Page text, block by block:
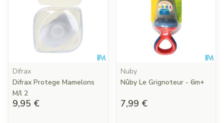
Difrax
Difrax Protege Mamelons
M/l 2
9,95 €
Nuby
Nûby Le Grignoteur - 6m+
7,99 €